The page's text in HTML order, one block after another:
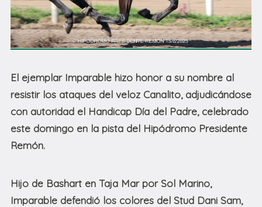
El ejemplar Imparable hizo honor a su nombre al
resistir los ataques del veloz Canalito, adjudicándose
con autoridad el Handicap Día del Padre, celebrado
este domingo en la pista del Hipódromo Presidente
Remón.
Hijo de Bashart en Taja Mar por Sol Marino,
Imparable defendió los colores del Stud Dani Sam,